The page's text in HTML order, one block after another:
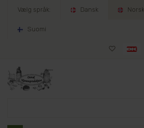
Vælg språk: Dansk Norsk
Suomi